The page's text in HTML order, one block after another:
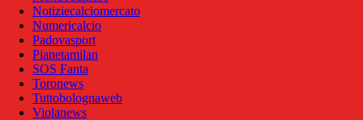
Notiziecalciomercato
Numericalcio
Padovasport
Pianetamilan
SOS Fanta
Toronews
Tuttobolognaweb
Violanews